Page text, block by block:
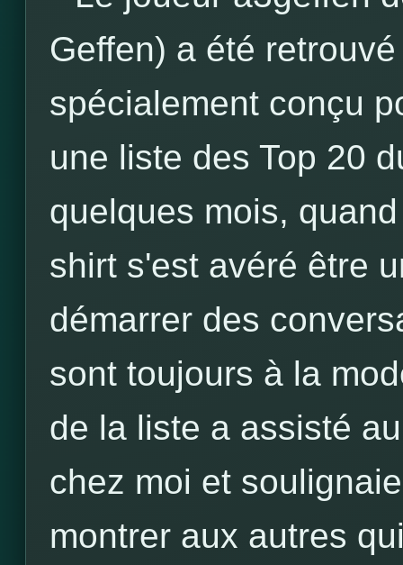
Geffen) a été
spécialement conçu
une liste des Top 20
quelques mois,
shirt s'est avéré être
démarrer des
sont toujours à la
de la liste a assisté
chez moi et
montrer aux autres